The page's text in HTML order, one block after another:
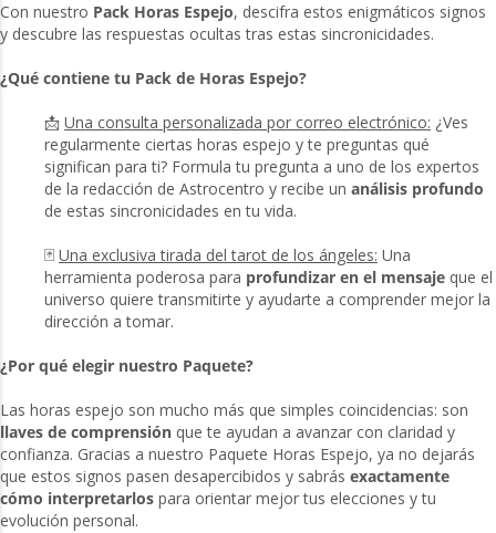
Con nuestro Pack Horas Espejo, descifra estos enigmáticos signos
y descubre las respuestas ocultas tras estas sincronicidades.
¿Qué contiene tu Pack de Horas Espejo?
📩 Una consulta personalizada por correo electrónico: ¿Ves
regularmente ciertas horas espejo y te preguntas qué
significan para ti? Formula tu pregunta a uno de los expertos
de la redacción de Astrocentro y recibe un análisis profundo
de estas sincronicidades en tu vida.
🃏 Una exclusiva tirada del tarot de los ángeles: Una
herramienta poderosa para profundizar en el mensaje que el
universo quiere transmitirte y ayudarte a comprender mejor la
dirección a tomar.
¿Por qué elegir nuestro Paquete?
Las horas espejo son mucho más que simples coincidencias: son
llaves de comprensión que te ayudan a avanzar con claridad y
confianza. Gracias a nuestro Paquete Horas Espejo, ya no dejarás
que estos signos pasen desapercibidos y sabrás exactamente
cómo interpretarlos para orientar mejor tus elecciones y tu
evolución personal.